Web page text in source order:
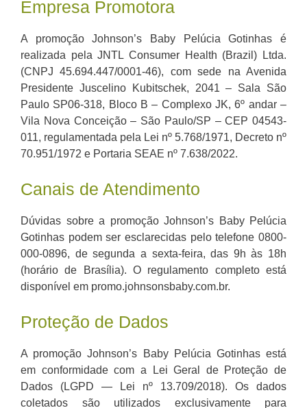
Empresa Promotora
A promoção Johnson’s Baby Pelúcia Gotinhas é
realizada pela JNTL Consumer Health (Brazil) Ltda.
(CNPJ 45.694.447/0001-46), com sede na Avenida
Presidente Juscelino Kubitschek, 2041 – Sala São
Paulo SP06-318, Bloco B – Complexo JK, 6º andar –
Vila Nova Conceição – São Paulo/SP – CEP 04543-
011, regulamentada pela Lei nº 5.768/1971, Decreto nº
70.951/1972 e Portaria SEAE nº 7.638/2022.
Canais de Atendimento
Dúvidas sobre a promoção Johnson’s Baby Pelúcia
Gotinhas podem ser esclarecidas pelo telefone 0800-
000-0896, de segunda a sexta-feira, das 9h às 18h
(horário de Brasília). O regulamento completo está
disponível em promo.johnsonsbaby.com.br.
Proteção de Dados
A promoção Johnson’s Baby Pelúcia Gotinhas está
em conformidade com a Lei Geral de Proteção de
Dados (LGPD — Lei nº 13.709/2018). Os dados
coletados são utilizados exclusivamente para